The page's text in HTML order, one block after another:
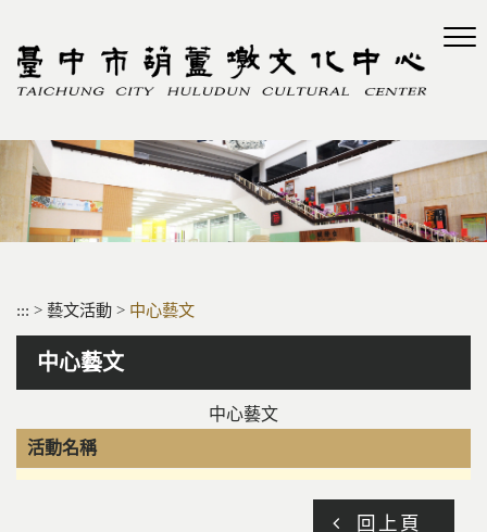
區
::: > 藝文活動 > 中心藝文
中心藝文
中心藝文
活動名稱
回上頁